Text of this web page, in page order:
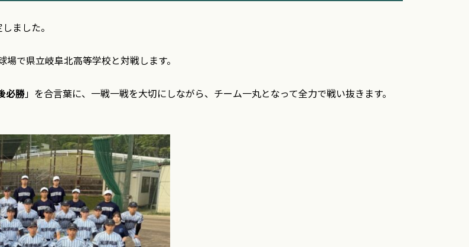
ました。
場で県立岐阜北高等学校と対戦します。
必勝」を合言葉に、一戦一戦を大切にしながら、チーム一丸となって全力で戦い抜きます。